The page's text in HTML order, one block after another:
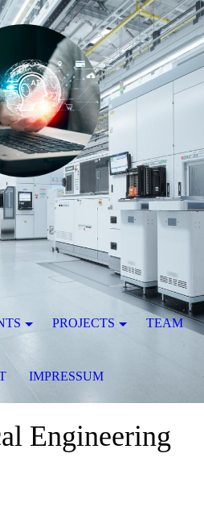
Engineering
PROJECTS TEAM
IMPRESSUM